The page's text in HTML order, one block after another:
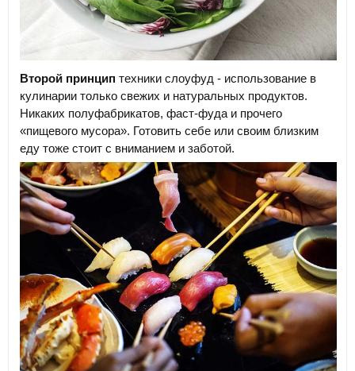
Второй принцип техники слоуфуд - использование в
кулинарии только свежих и натуральных продуктов.
Никаких полуфабрикатов, фаст-фуда и прочего
«пищевого мусора». Готовить себе или своим близким
еду тоже стоит с вниманием и заботой.